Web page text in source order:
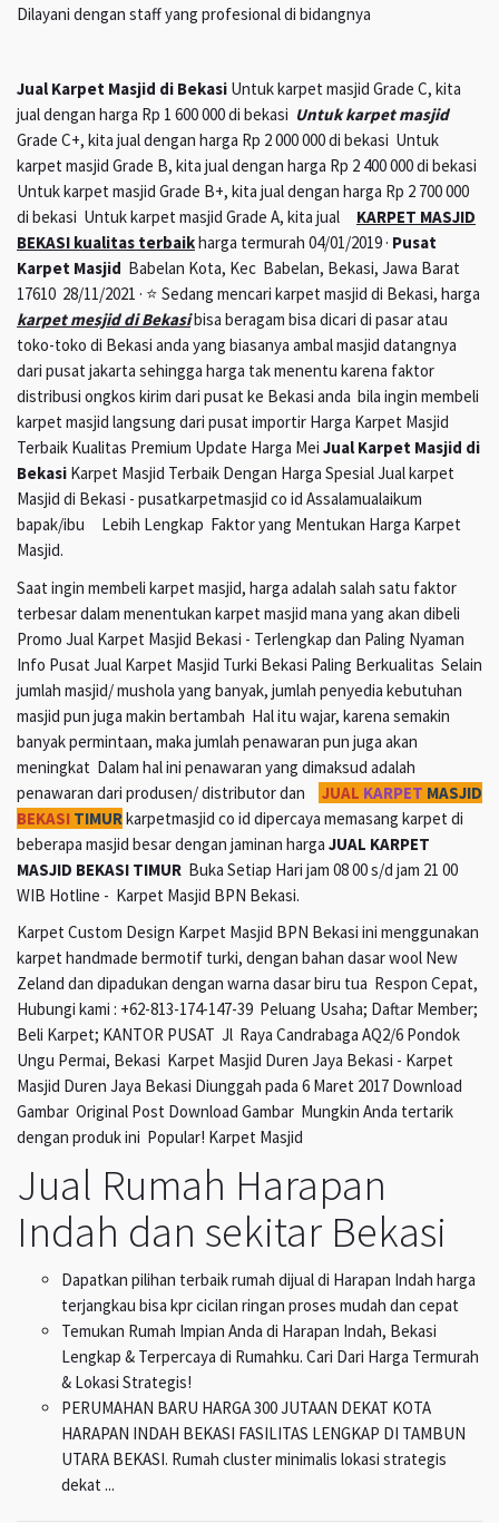
Dilayani dengan staff yang profesional di bidangnya
Jual Karpet Masjid di Bekasi Untuk karpet masjid Grade C, kita
jual dengan harga Rp 1 600 000 di bekasi Untuk karpet masjid
Grade C+, kita jual dengan harga Rp 2 000 000 di bekasi Untuk
karpet masjid Grade B, kita jual dengan harga Rp 2 400 000 di bekasi
Untuk karpet masjid Grade B+, kita jual dengan harga Rp 2 700 000
di bekasi Untuk karpet masjid Grade A, kita jual KARPET MASJID
BEKASI kualitas terbaikharga termurah 04/01/2019 · Pusat
Karpet Masjid Babelan Kota, Kec Babelan, Bekasi, Jawa Barat
17610 28/11/2021 · ⭐ Sedang mencari karpet masjid di Bekasi, harga
karpet mesjid di Bekasibisa beragam bisa dicari di pasar atau
toko-toko di Bekasi anda yang biasanya ambal masjid datangnya
dari pusat jakarta sehingga harga tak menentu karena faktor
distribusi ongkos kirim dari pusat ke Bekasi anda bila ingin membeli
karpet masjid langsung dari pusat importir Harga Karpet Masjid
Terbaik Kualitas Premium Update Harga Mei Jual Karpet Masjid di
Bekasi Karpet Masjid Terbaik Dengan Harga Spesial Jual karpet
Masjid di Bekasi - pusatkarpetmasjid co id Assalamualaikum
bapak/ibu Lebih Lengkap Faktor yang Mentukan Harga Karpet
Masjid.
Saat ingin membeli karpet masjid, harga adalah salah satu faktor
terbesar dalam menentukan karpet masjid mana yang akan dibeli
Promo Jual Karpet Masjid Bekasi - Terlengkap dan Paling Nyaman
Info Pusat Jual Karpet Masjid Turki Bekasi Paling Berkualitas Selain
jumlah masjid/ mushola yang banyak, jumlah penyedia kebutuhan
masjid pun juga makin bertambah Hal itu wajar, karena semakin
banyak permintaan, maka jumlah penawaran pun juga akan
meningkat Dalam hal ini penawaran yang dimaksud adalah
penawaran dari produsen/ distributor dan
JUAL KARPET MASJID
BEKASI TIMURkarpetmasjid co id dipercaya memasang karpet di
beberapa masjid besar dengan jaminan harga JUAL KARPET
MASJID BEKASI TIMUR Buka Setiap Hari jam 08 00 s/d jam 21 00
WIB Hotline - Karpet Masjid BPN Bekasi.
Karpet Custom Design Karpet Masjid BPN Bekasi ini menggunakan
karpet handmade bermotif turki, dengan bahan dasar wool New
Zeland dan dipadukan dengan warna dasar biru tua Respon Cepat,
Hubungi kami : +62-813-174-147-39 Peluang Usaha; Daftar Member;
Beli Karpet; KANTOR PUSAT Jl Raya Candrabaga AQ2/6 Pondok
Ungu Permai, Bekasi Karpet Masjid Duren Jaya Bekasi - Karpet
Masjid Duren Jaya Bekasi Diunggah pada 6 Maret 2017 Download
Gambar Original Post Download Gambar Mungkin Anda tertarik
dengan produk ini Popular! Karpet Masjid
Jual Rumah Harapan
Indah dan sekitar Bekasi
Dapatkan pilihan terbaik rumah dijual di Harapan Indah harga
terjangkau bisa kpr cicilan ringan proses mudah dan cepat
Temukan Rumah Impian Anda di Harapan Indah, Bekasi
Lengkap & Terpercaya di Rumahku. Cari Dari Harga Termurah
& Lokasi Strategis!
PERUMAHAN BARU HARGA 300 JUTAAN DEKAT KOTA
HARAPAN INDAH BEKASI FASILITAS LENGKAP DI TAMBUN
UTARA BEKASI. Rumah cluster minimalis lokasi strategis
dekat ...